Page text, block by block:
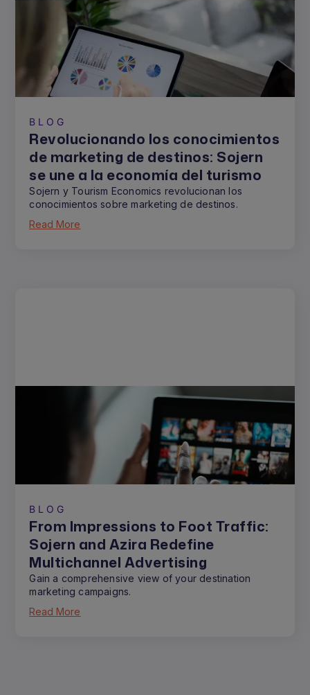
BLOG
Revolucionando los conocimientos
de marketing de destinos: Sojern
se une a la economía del turismo
Sojern y Tourism Economics revolucionan los
conocimientos sobre marketing de destinos.
Read More
BLOG
From Impressions to Foot Traffic:
Sojern and Azira Redefine
Multichannel Advertising
Gain a comprehensive view of your destination
marketing campaigns.
Read More